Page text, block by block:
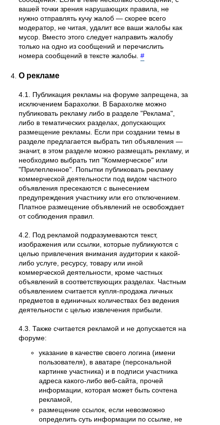
вашей точки зрения нарушающих правила, не
нужно отправлять кучу жалоб — скорее всего
модератор, не читая, удалит все ваши жалобы как
мусор. Вместо этого следует направить жалобу
только на одно из сообщений и перечислить
номера сообщений в тексте жалобы.#
О рекламе
4.1. Публикация рекламы на форуме запрещена, за
исключением Барахолки. В Барахолке можно
публиковать рекламу либо в разделе "Реклама",
либо в тематических разделах, допускающих
размещение рекламы. Если при создании темы в
разделе предлагается выбрать тип объявления —
значит, в этом разделе можно размещать рекламу, и
необходимо выбрать тип "Коммерческое" или
"Прилепленное". Попытки публиковать рекламу
коммерческой деятельности под видом частного
объявления пресекаются с вынесением
предупреждения участнику или его отключением.
Платное размещение объявлений не освобождает
от соблюдения правил.
4.2. Под рекламой подразумеваются текст,
изображения или ссылки, которые публикуются с
целью привлечения внимания аудитории к какой-
либо услуге, ресурсу, товару или иной
коммерческой деятельности, кроме частных
объявлений в соответствующих разделах. Частным
объявлением считается купля-продажа личных
предметов в единичных количествах без ведения
деятельности с целью извлечения прибыли.
4.3. Также считается рекламой и не допускается на
форуме:
указание в качестве своего логина (имени
пользователя), в аватаре (персональной
картинке участника) и в подписи участника
адреса какого-либо веб-сайта, прочей
информации, которая может быть сочтена
рекламой,
размещение ссылок, если невозможно
определить суть информации по ссылке, не